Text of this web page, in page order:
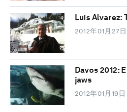
Luis
2012年01月27日
Davos 2012:
jaws
2012年01月19日